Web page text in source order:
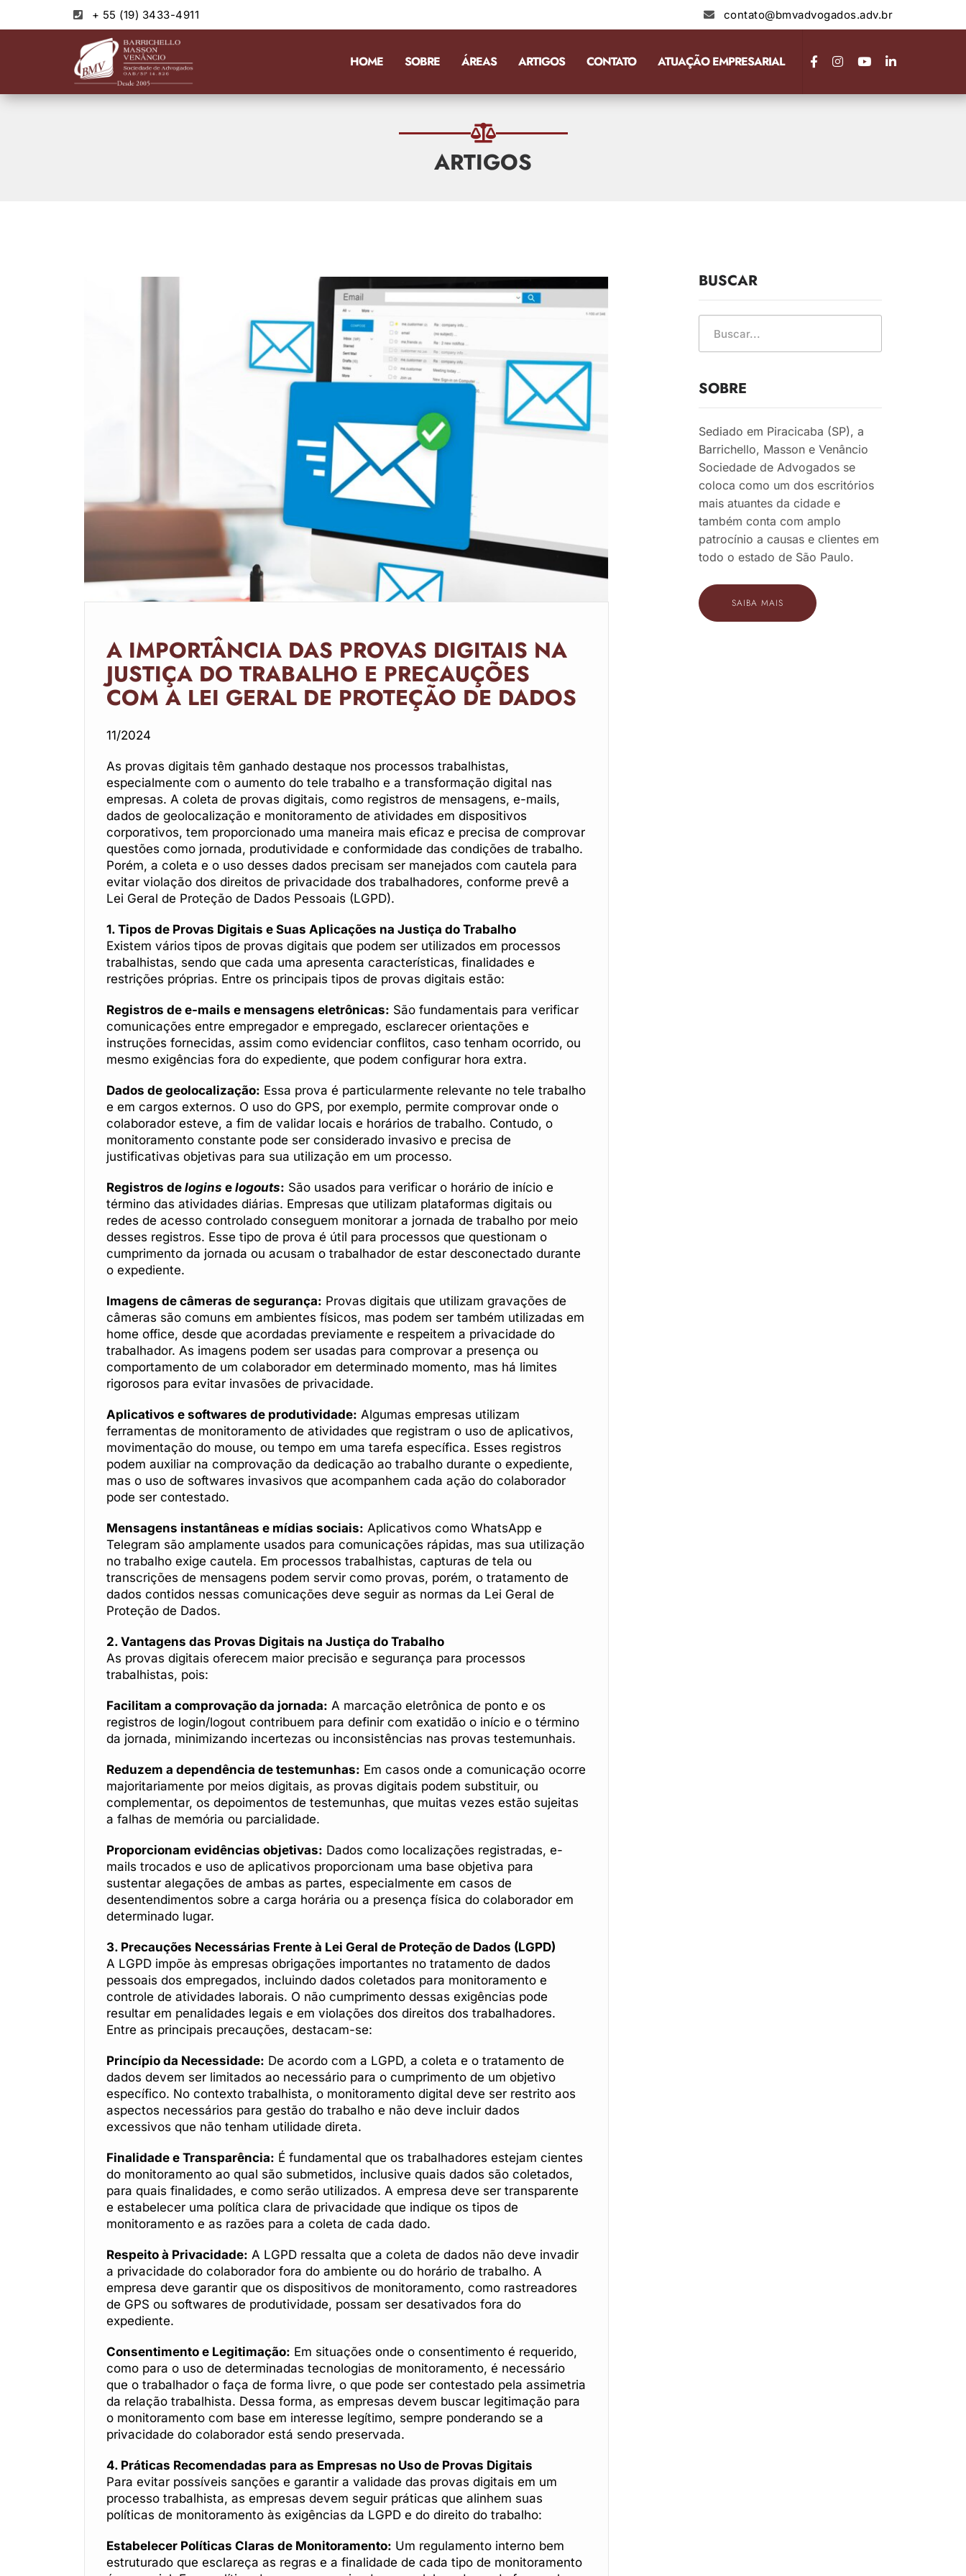
+ 55 (19) 3433-4911 contato@bmvadvogados.adv.br
HOME SOBRE ÁREAS ARTIGOS CONTATO ATUAÇÃO EMPRESARIAL
ARTIGOS
A IMPORTÂNCIA DAS PROVAS DIGITAIS NA
JUSTIÇA DO TRABALHO E PRECAUÇÕES
COM A LEI GERAL DE PROTEÇÃO DE DADOS
11/2024
As provas digitais têm ganhado destaque nos processos trabalhistas,
especialmente com o aumento do tele trabalho e a transformação digital nas
empresas. A coleta de provas digitais, como registros de mensagens, e-mails,
dados de geolocalização e monitoramento de atividades em dispositivos
corporativos, tem proporcionado uma maneira mais eficaz e precisa de comprovar
questões como jornada, produtividade e conformidade das condições de trabalho.
Porém, a coleta e o uso desses dados precisam ser manejados com cautela para
evitar violação dos direitos de privacidade dos trabalhadores, conforme prevê a
Lei Geral de Proteção de Dados Pessoais (LGPD).
1. Tipos de Provas Digitais e Suas Aplicações na Justiça do Trabalho
Existem vários tipos de provas digitais que podem ser utilizados em processos
trabalhistas, sendo que cada uma apresenta características, finalidades e
restrições próprias. Entre os principais tipos de provas digitais estão:
Registros de e-mails e mensagens eletrônicas: São fundamentais para verificar
comunicações entre empregador e empregado, esclarecer orientações e
instruções fornecidas, assim como evidenciar conflitos, caso tenham ocorrido, ou
mesmo exigências fora do expediente, que podem configurar hora extra.
Dados de geolocalização: Essa prova é particularmente relevante no tele trabalho
e em cargos externos. O uso do GPS, por exemplo, permite comprovar onde o
colaborador esteve, a fim de validar locais e horários de trabalho. Contudo, o
monitoramento constante pode ser considerado invasivo e precisa de
justificativas objetivas para sua utilização em um processo.
Registros de logins e logouts: São usados para verificar o horário de início e
término das atividades diárias. Empresas que utilizam plataformas digitais ou
redes de acesso controlado conseguem monitorar a jornada de trabalho por meio
desses registros. Esse tipo de prova é útil para processos que questionam o
cumprimento da jornada ou acusam o trabalhador de estar desconectado durante
o expediente.
Imagens de câmeras de segurança: Provas digitais que utilizam gravações de
câmeras são comuns em ambientes físicos, mas podem ser também utilizadas em
home office, desde que acordadas previamente e respeitem a privacidade do
trabalhador. As imagens podem ser usadas para comprovar a presença ou
comportamento de um colaborador em determinado momento, mas há limites
rigorosos para evitar invasões de privacidade.
Aplicativos e softwares de produtividade: Algumas empresas utilizam
ferramentas de monitoramento de atividades que registram o uso de aplicativos,
movimentação do mouse, ou tempo em uma tarefa específica. Esses registros
podem auxiliar na comprovação da dedicação ao trabalho durante o expediente,
mas o uso de softwares invasivos que acompanhem cada ação do colaborador
pode ser contestado.
Mensagens instantâneas e mídias sociais: Aplicativos como WhatsApp e
Telegram são amplamente usados para comunicações rápidas, mas sua utilização
no trabalho exige cautela. Em processos trabalhistas, capturas de tela ou
transcrições de mensagens podem servir como provas, porém, o tratamento de
dados contidos nessas comunicações deve seguir as normas da Lei Geral de
Proteção de Dados.
2. Vantagens das Provas Digitais na Justiça do Trabalho
As provas digitais oferecem maior precisão e segurança para processos
trabalhistas, pois:
Facilitam a comprovação da jornada: A marcação eletrônica de ponto e os
registros de login/logout contribuem para definir com exatidão o início e o término
da jornada, minimizando incertezas ou inconsistências nas provas testemunhais.
Reduzem a dependência de testemunhas: Em casos onde a comunicação ocorre
majoritariamente por meios digitais, as provas digitais podem substituir, ou
complementar, os depoimentos de testemunhas, que muitas vezes estão sujeitas
a falhas de memória ou parcialidade.
Proporcionam evidências objetivas: Dados como localizações registradas, e-
mails trocados e uso de aplicativos proporcionam uma base objetiva para
sustentar alegações de ambas as partes, especialmente em casos de
desentendimentos sobre a carga horária ou a presença física do colaborador em
determinado lugar.
3. Precauções Necessárias Frente à Lei Geral de Proteção de Dados (LGPD)
A LGPD impõe às empresas obrigações importantes no tratamento de dados
pessoais dos empregados, incluindo dados coletados para monitoramento e
controle de atividades laborais. O não cumprimento dessas exigências pode
resultar em penalidades legais e em violações dos direitos dos trabalhadores.
Entre as principais precauções, destacam-se:
Princípio da Necessidade: De acordo com a LGPD, a coleta e o tratamento de
dados devem ser limitados ao necessário para o cumprimento de um objetivo
específico. No contexto trabalhista, o monitoramento digital deve ser restrito aos
aspectos necessários para gestão do trabalho e não deve incluir dados
excessivos que não tenham utilidade direta.
Finalidade e Transparência: É fundamental que os trabalhadores estejam cientes
do monitoramento ao qual são submetidos, inclusive quais dados são coletados,
para quais finalidades, e como serão utilizados. A empresa deve ser transparente
e estabelecer uma política clara de privacidade que indique os tipos de
monitoramento e as razões para a coleta de cada dado.
Respeito à Privacidade: A LGPD ressalta que a coleta de dados não deve invadir
a privacidade do colaborador fora do ambiente ou do horário de trabalho. A
empresa deve garantir que os dispositivos de monitoramento, como rastreadores
de GPS ou softwares de produtividade, possam ser desativados fora do
expediente.
Consentimento e Legitimação: Em situações onde o consentimento é requerido,
como para o uso de determinadas tecnologias de monitoramento, é necessário
que o trabalhador o faça de forma livre, o que pode ser contestado pela assimetria
da relação trabalhista. Dessa forma, as empresas devem buscar legitimação para
o monitoramento com base em interesse legítimo, sempre ponderando se a
privacidade do colaborador está sendo preservada.
4. Práticas Recomendadas para as Empresas no Uso de Provas Digitais
Para evitar possíveis sanções e garantir a validade das provas digitais em um
processo trabalhista, as empresas devem seguir práticas que alinhem suas
políticas de monitoramento às exigências da LGPD e do direito do trabalho:
Estabelecer Políticas Claras de Monitoramento: Um regulamento interno bem
estruturado que esclareça as regras e a finalidade de cada tipo de monitoramento
BUSCAR
SOBRE
Sediado em Piracicaba (SP), a
Barrichello, Masson e Venâncio
Sociedade de Advogados se
coloca como um dos escritórios
mais atuantes da cidade e
também conta com amplo
patrocínio a causas e clientes em
todo o estado de São Paulo.
SAIBA MAIS